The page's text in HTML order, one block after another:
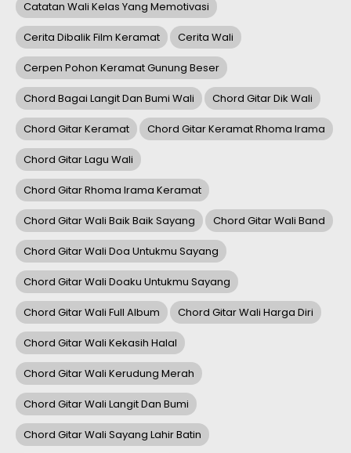
Catatan Wali Kelas Yang Memotivasi
Cerita Dibalik Film Keramat Cerita Wali
Cerpen Pohon Keramat Gunung Beser
Chord Bagai Langit Dan Bumi Wali Chord Gitar Dik Wali
Chord Gitar Keramat Chord Gitar Keramat Rhoma Irama
Chord Gitar Lagu Wali
Chord Gitar Rhoma Irama Keramat
Chord Gitar Wali Baik Baik Sayang Chord Gitar Wali Band
Chord Gitar Wali Doa Untukmu Sayang
Chord Gitar Wali Doaku Untukmu Sayang
Chord Gitar Wali Full Album Chord Gitar Wali Harga Diri
Chord Gitar Wali Kekasih Halal
Chord Gitar Wali Kerudung Merah
Chord Gitar Wali Langit Dan Bumi
Chord Gitar Wali Sayang Lahir Batin